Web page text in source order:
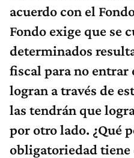
acuerdo con el
Fondo exige que se
determinados
fiscal para no entrar
logran a través de
las tendrán que
por otro lado. ¿Qué
obligatoriedad tiene